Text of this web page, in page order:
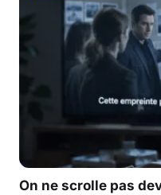
On ne scrolle pas